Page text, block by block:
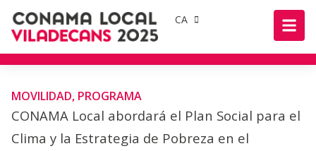
CA
MOVILIDAD, PROGRAMA
CONAMA Local abordará el Plan Social para el
Clima y la Estrategia de Pobreza en el